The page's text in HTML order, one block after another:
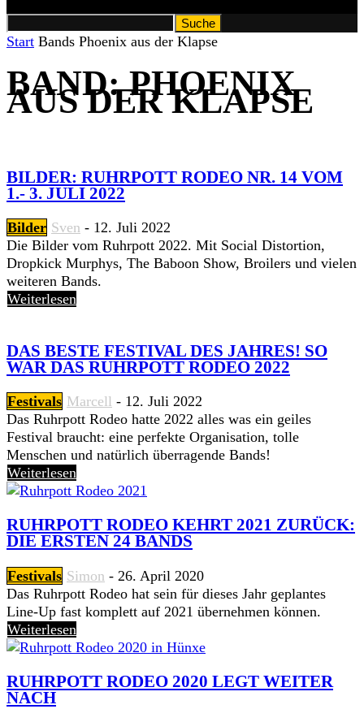
Start Bands Phoenix aus der Klapse
BAND: PHOENIX
AUS DER KLAPSE
BILDER: RUHRPOTT RODEO NR. 14 VOM
1.- 3. JULI 2022
Bilder Sven - 12. Juli 2022
Die Bilder vom Ruhrpott 2022. Mit Social Distortion,
Dropkick Murphys, The Baboon Show, Broilers und vielen
weiteren Bands.
Weiterlesen
DAS BESTE FESTIVAL DES JAHRES! SO
WAR DAS RUHRPOTT RODEO 2022
Festivals Marcell - 12. Juli 2022
Das Ruhrpott Rodeo hatte 2022 alles was ein geiles
Festival braucht: eine perfekte Organisation, tolle
Menschen und natürlich überragende Bands!
Weiterlesen
RUHRPOTT RODEO KEHRT 2021 ZURÜCK:
DIE ERSTEN 24 BANDS
Festivals Simon - 26. April 2020
Das Ruhrpott Rodeo hat sein für dieses Jahr geplantes
Line-Up fast komplett auf 2021 übernehmen können.
Weiterlesen
RUHRPOTT RODEO 2020 LEGT WEITER
NACH